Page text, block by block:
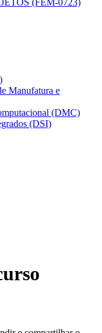
(FEM-0723)
Manufatura e
(DMC)
(DSI)